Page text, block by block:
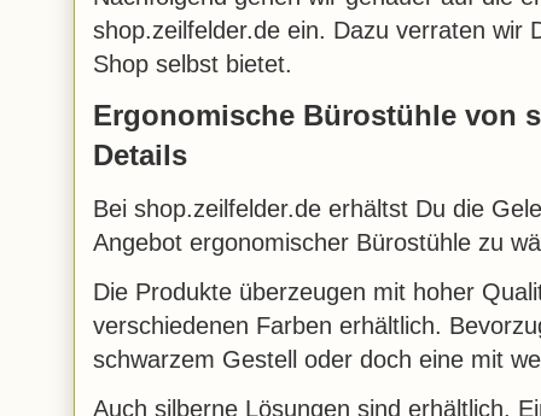
shop.zeilfelder.de ein. Dazu verraten wir
Shop selbst bietet.
Ergonomische Bürostühle von
Details
Bei shop.zeilfelder.de erhältst Du die
Angebot ergonomischer Bürostühle zu
Die Produkte überzeugen mit hoher
verschiedenen Farben erhältlich.
schwarzem Gestell oder doch eine mit
Auch silberne Lösungen sind erhältlich.